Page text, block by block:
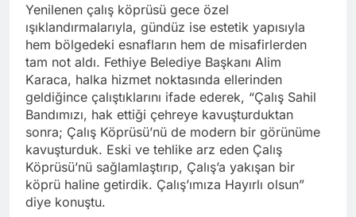
Yenilenen çalış köprüsü gece özel
ışıklandırmalarıyla, gündüz ise estetik yapısıyla
hem bölgedeki esnafların hem de misafirlerden
tam not aldı. Fethiye Belediye Başkanı Alim
Karaca, halka hizmet noktasında ellerinden
geldiğince çalıştıklarını ifade ederek, “Çalış Sahil
Bandımızı, hak ettiği çehreye kavuşturduktan
sonra; Çalış Köprüsü’nü de modern bir görünüme
kavuşturduk. Eski ve tehlike arz eden Çalış
Köprüsü’nü sağlamlaştırıp, Çalış’a yakışan bir
köprü haline getirdik. Çalış’ımıza Hayırlı olsun”
diye konuştu.